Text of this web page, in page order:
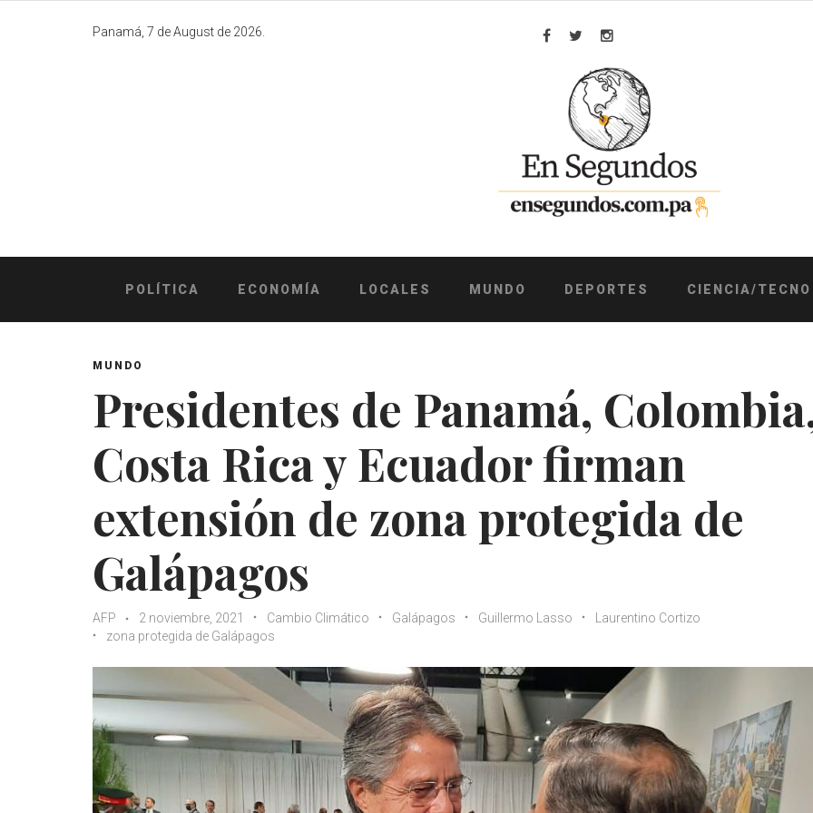
Panamá, 7 de August de 2026.
Facebook
TwitterInstagram
POLÍTICA ECONOMÍA LOCALES MUNDO DEPORTES CIENCIA/TECNO
MUNDO
Presidentes de Panamá,
Costa Rica y Ecuador firman
extensión de zona protegida de
Galápagos
AFP 2 noviembre, 2021 Cambio Climático Galápagos Guillermo Lasso
Laurentino Cortizo
zona protegida de Galápagos